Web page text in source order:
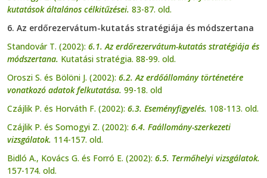
kutatások általános célkitűzései. 83-87. old.
6. Az erdőrezervátum-kutatás stratégiája és módszertana
Standovár T. (2002): 6.1. Az erdőrezervátum-kutatás stratégiája és
módszertana. Kutatási stratégia. 88-99. old.
Oroszi S. és Bölöni J. (2002): 6.2. Az erdőállomány történetére
vonatkozó adatok felkutatása. 99-18. old
Czájlik P. és Horváth F. (2002): 6.3. Eseményfigyelés. 108-113. old.
Czájlik P. és Somogyi Z. (2002): 6.4. Faállomány-szerkezeti
vizsgálatok. 114-157. old.
Bidló A., Kovács G. és Forró E. (2002): 6.5. Termőhelyi vizsgálatok.
157-174. old.